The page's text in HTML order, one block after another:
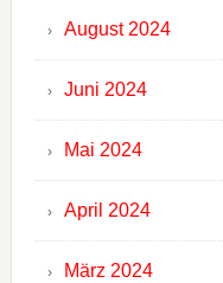
August 2024
Juni 2024
Mai 2024
April 2024
März 2024